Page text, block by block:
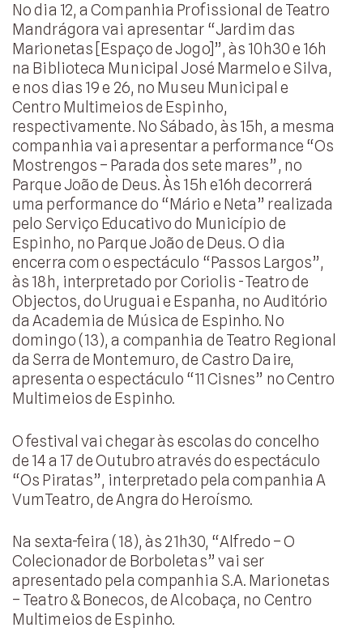
No dia 12, a Companhia Profissional de Teatro
Mandrágora vai apresentar “Jardim das
Marionetas [Espaço de Jogo]”, às 10h30 e 16h
na Biblioteca Municipal José Marmelo e Silva,
e nos dias 19 e 26, no Museu Municipal e
Centro Multimeios de Espinho,
respectivamente. No Sábado, às 15h, a mesma
companhia vai apresentar a performance “Os
Mostrengos – Parada dos sete mares”, no
Parque João de Deus. Às 15h e16h decorrerá
uma performance do “Mário e Neta” realizada
pelo Serviço Educativo do Município de
Espinho, no Parque João de Deus. O dia
encerra com o espectáculo “Passos Largos”,
às 18h, interpretado por Coriolis -Teatro de
Objectos, do Uruguai e Espanha, no Auditório
da Academia de Música de Espinho. No
domingo (13), a companhia de Teatro Regional
da Serra de Montemuro, de Castro Daire,
apresenta o espectáculo “11 Cisnes” no Centro
Multimeios de Espinho.
O festival vai chegar às escolas do concelho
de 14 a 17 de Outubro através do espectáculo
“Os Piratas”, interpretado pela companhia A
VumTeatro, de Angra do Heroísmo.
Na sexta-feira (18), às 21h30, “Alfredo – O
Colecionador de Borboletas” vai ser
apresentado pela companhia S.A. Marionetas
– Teatro & Bonecos, de Alcobaça, no Centro
Multimeios de Espinho.